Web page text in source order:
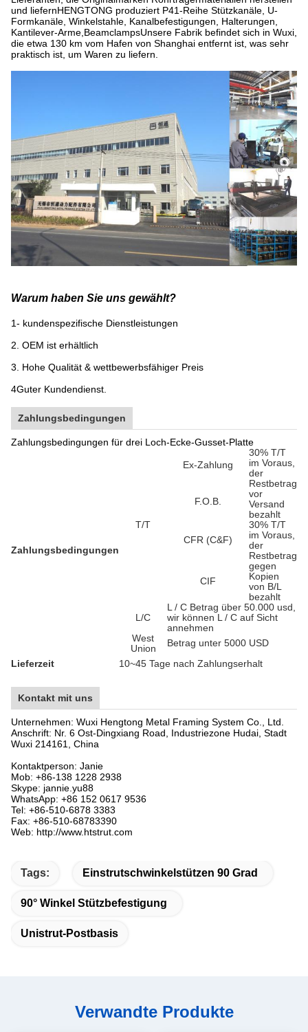
und liefernHENGTONG produziert P41-Reihe Stützkanäle, U-
Formkanäle, Winkelstahle, Kanalbefestigungen, Halterungen,
Kantilever-Arme,BeamclampsUnsere Fabrik befindet sich in Wuxi,
die etwa 130 km vom Hafen von Shanghai entfernt ist, was sehr
praktisch ist, um Waren zu liefern.
Warum haben Sie uns gewählt?
1- kundenspezifische Dienstleistungen
2. OEM ist erhältlich
3. Hohe Qualität & wettbewerbsfähiger Preis
4Guter Kundendienst.
Zahlungsbedingungen
Zahlungsbedingungen für drei Loch-Ecke-Gusset-Platte
Zahlungsbedingungen
T/T
Ex-Zahlung
30% T/T
im Voraus,
der
Restbetrag
vor
Versand
bezahlt
F.O.B.
CFR (C&F)
30% T/T
im Voraus,
der
Restbetrag
gegen
Kopien
von B/L
bezahlt
CIF
L/C
L / C Betrag über 50.000 usd,
wir können L / C auf Sicht
annehmen
West
Union
Betrag unter 5000 USD
Lieferzeit
10~45 Tage nach Zahlungserhalt
Kontakt mit uns
Unternehmen: Wuxi Hengtong Metal Framing System Co., Ltd.
Anschrift: Nr. 6 Ost-Dingxiang Road, Industriezone Hudai, Stadt
Wuxi 214161, China
Kontaktperson: Janie
Mob: +86-138 1228 2938
Skype: jannie.yu88
WhatsApp: +86 152 0617 9536
Tel: +86-510-6878 3383
Fax: +86-510-68783390
Web: http://www.htstrut.com
Tags: Einstrutschwinkelstützen 90 Grad
90° Winkel Stützbefestigung
Unistrut-Postbasis
Verwandte Produkte